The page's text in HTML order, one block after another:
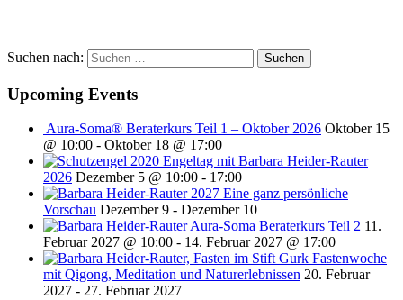
Suchen nach:
Upcoming Events
Aura-Soma® Beraterkurs Teil 1 – Oktober 2026 Oktober 15
@ 10:00 - Oktober 18 @ 17:00
Engeltag mit Barbara Heider-Rauter
2026 Dezember 5 @ 10:00 - 17:00
2027 Eine ganz persönliche
Vorschau Dezember 9 - Dezember 10
Aura-Soma Beraterkurs Teil 2 11.
Februar 2027 @ 10:00 - 14. Februar 2027 @ 17:00
Fastenwoche
mit Qigong, Meditation und Naturerlebnissen 20. Februar
2027 - 27. Februar 2027